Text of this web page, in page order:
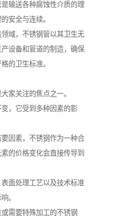
输送各种腐蚀性介质的理
安全与连续。
域，不锈钢管以其卫生无
设备和管道的制造，确保
的卫生标准。
家关注的焦点之一。
，它受到多种因素的影
因素，不锈钢作为一种合
的价格变化会直接传导到
面处理工艺以及技术标准
。
需要特殊加工的不锈钢